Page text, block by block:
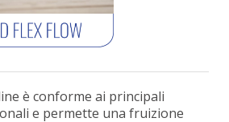
è conforme ai principali
e permette una fruizione